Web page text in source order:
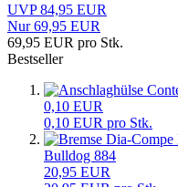
UVP 84,95 EUR
Nur 69,95 EUR
69,95 EUR pro Stk.
Bestseller
0,10 EUR
0,10 EUR pro Stk.
Bulldog 884
20,95 EUR